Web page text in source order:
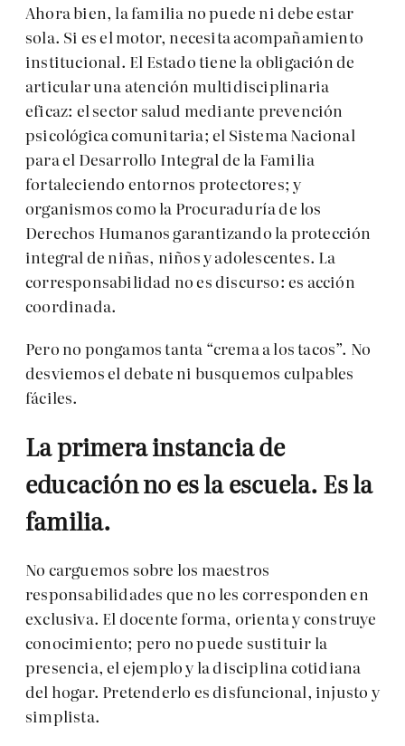
Ahora bien, la familia no puede ni debe estar
sola. Si es el motor, necesita acompañamiento
institucional. El Estado tiene la obligación de
articular una atención multidisciplinaria
eficaz: el sector salud mediante prevención
psicológica comunitaria; el Sistema Nacional
para el Desarrollo Integral de la Familia
fortaleciendo entornos protectores; y
organismos como la Procuraduría de los
Derechos Humanos garantizando la protección
integral de niñas, niños y adolescentes. La
corresponsabilidad no es discurso: es acción
coordinada.
Pero no pongamos tanta “crema a los tacos”. No
desviemos el debate ni busquemos culpables
fáciles.
La primera instancia de
educación no es la escuela. Es la
familia.
No carguemos sobre los maestros
responsabilidades que no les corresponden en
exclusiva. El docente forma, orienta y construye
conocimiento; pero no puede sustituir la
presencia, el ejemplo y la disciplina cotidiana
del hogar. Pretenderlo es disfuncional, injusto y
simplista.